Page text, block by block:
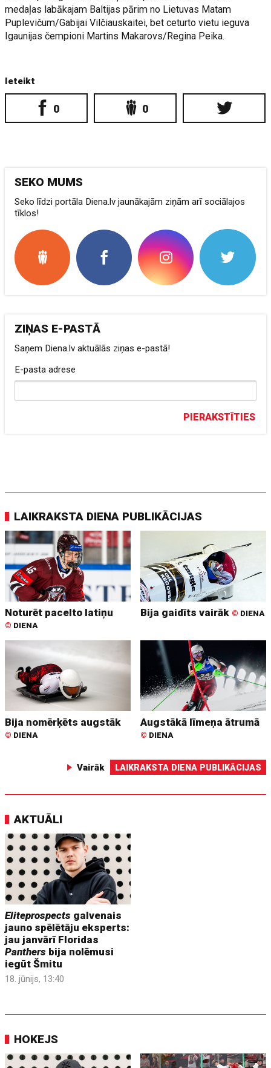
medaļas labākajam Baltijas pārim no Lietuvas Matam
Puplevičum/Gabijai Vilčiauskaitei, bet ceturto vietu ieguva
Igaunijas čempioni Martins Makarovs/Regina Peika.
Ieteikt
0 0
SEKO MUMS
Seko līdzi portāla Diena.lv jaunākajām ziņām arī sociālajos
tīklos!
ZIŅAS E-PASTĀ
Saņem Diena.lv aktuālās ziņas e-pastā!
E-pasta adrese
PIERAKSTĪTIES
LAIKRAKSTA DIENA PUBLIKĀCIJAS
Noturēt pacelto latiņu
© DIENA
Bija gaidīts vairāk © DIENA
Bija nomērķēts augstāk
© DIENA
Augstākā līmeņa ātrumā
© DIENA
Vairāk LAIKRAKSTA DIENA PUBLIKĀCIJAS
AKTUĀLI
Eliteprospects galvenais
jauno spēlētāju eksperts:
jau janvārī Floridas
Panthers bija nolēmusi
iegūt Šmitu
18. jūnijs, 13:40
HOKEJS